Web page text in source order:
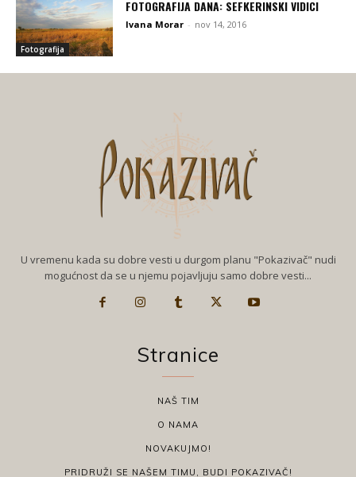
Fotografija
FOTOGRAFIJA DANA: SEFKERINSKI VIDICI
Ivana Morar - nov 14, 2016
U vremenu kada su dobre vesti u durgom planu "Pokazivač" nudi
mogućnost da se u njemu pojavljuju samo dobre vesti...
Stranice
NAŠ TIM
O NAMA
NOVAKUJMO!
PRIDRUŽI SE NAŠEM TIMU, BUDI POKAZIVAČ!